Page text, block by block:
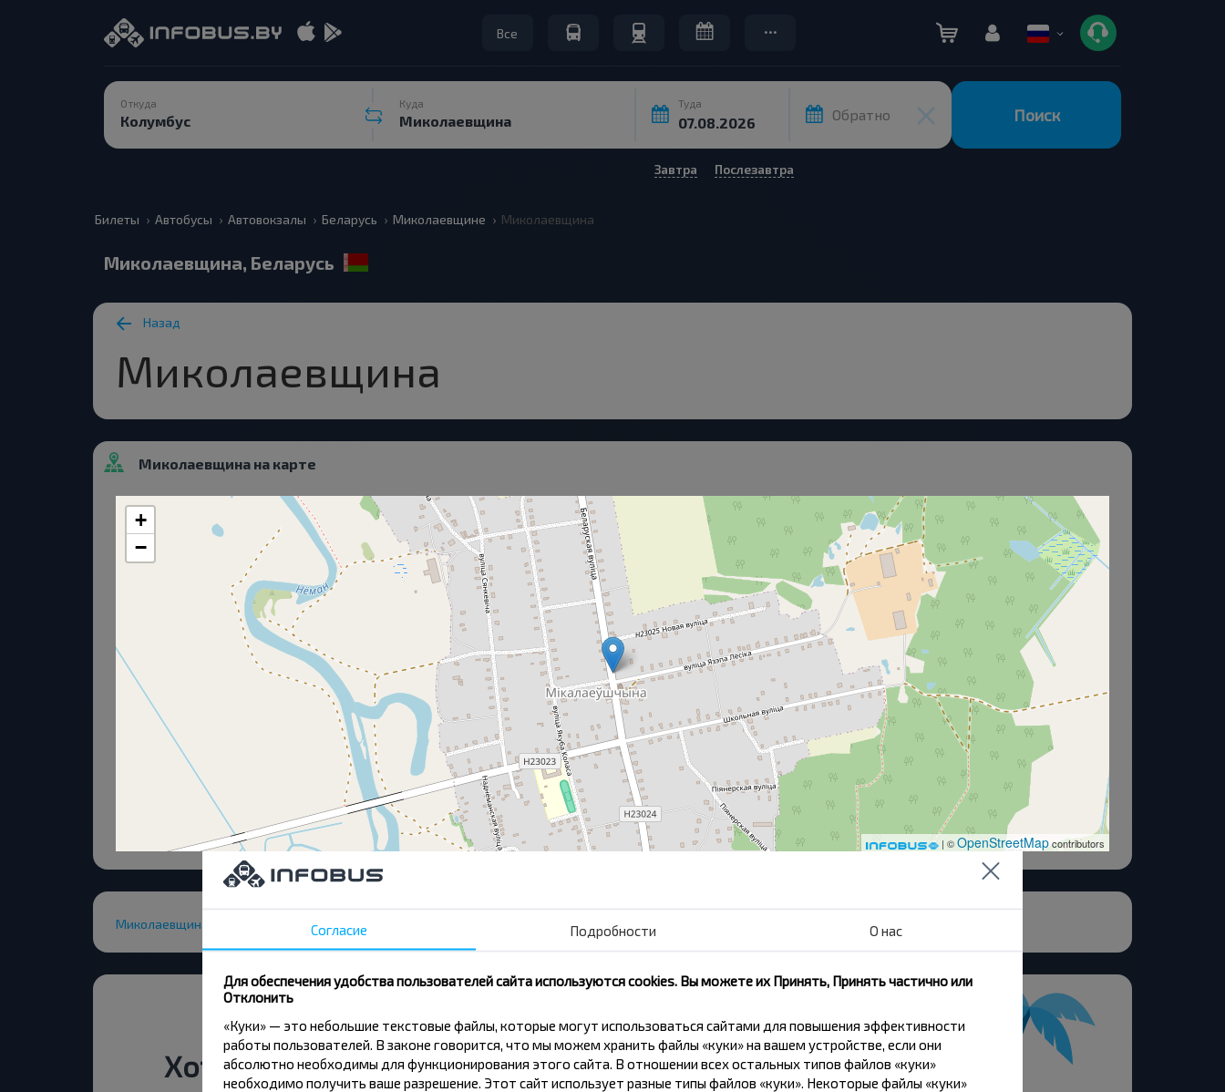
Все
Откуда Куда Туда
Обратно Поиск
Завтра Послезавтра
Билеты Автобусы Автовокзалы Беларусь Миколаевщине Миколаевщина
Миколаевщина, Беларусь
Назад
Миколаевщина
Миколаевщина на карте
+
−
| ©OpenStreetMapcontributors
Миколаевщина
Хотите путешествовать дешевле?
Согласие Подробности О нас
Для обеспечения удобства пользователей сайта используются cookies. Вы можете их Принять, Принять частично или
Отклонить
«Куки» — это небольшие текстовые файлы, которые могут использоваться сайтами для повышения эффективности
работы пользователей. В законе говорится, что мы можем хранить файлы «куки» на вашем устройстве, если они
абсолютно необходимы для функционирования этого сайта. В отношении всех остальных типов файлов «куки»
необходимо получить ваше разрешение. Этот сайт использует разные типы файлов «куки». Некоторые файлы «куки»